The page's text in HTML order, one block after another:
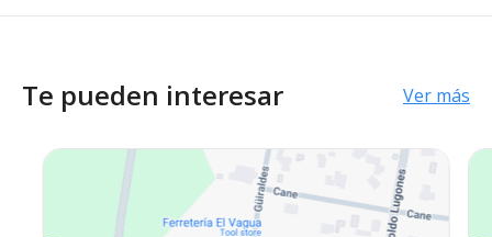
Te pueden interesar Ver más